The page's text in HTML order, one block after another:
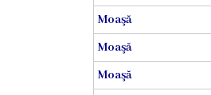
medicina
Moaşă
Moaşă
Moaşă